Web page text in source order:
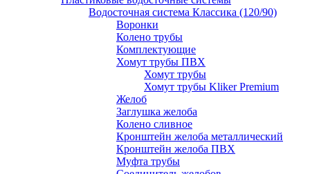
Водосточная система Классика (120/90)
Воронки
Колено трубы
Комплектующие
Хомут трубы ПВХ
Хомут трубы
Хомут трубы Kliker Premium
Желоб
Заглушка желоба
Колено сливное
Кронштейн желоба металлический
Кронштейн желоба ПВХ
Муфта трубы